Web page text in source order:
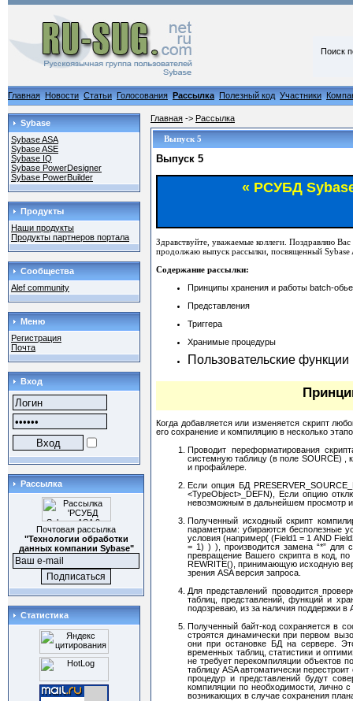
Поиск
Главная Новости Статьи Голосования Рассылка Полезный код Участники
Sybase
Sybase ASA
Sybase ASE
Sybase IQ
Sybase PowerDesigner
Sybase PowerBuilder
Продукты
Наши продукты
Продукты партнеров портала
Сообщества
Alef community
Меню
Регистрация
Почта
Вход
Рассылка
Почтовая рассылка
"Технологии обработки
данных компании Sybase"
Статистика
Главная -> Рассылка
Выпуск 5
Выпуск 5
« РСУБД
Здравствуйте, уважаемые коллеги. Поздравляю
продолжаю выпуск рассылки, посвященный Sybase
Содержание рассылки:
Принципы хранения и работы batch-
Представления
Триггера
Хранимые процедуры
Пользовательские функции
Когда добавляется или изменяется скрипт
его сохранение и компиляцию в несколько
Проводит переформатирования
системную таблицу (в поле SOURCE) ,
и профайлере.
Если опция БД
<TypeObject>_DEFN), Если опцию
невозможным в дальнейшем просмотр и
Полученный исходный скрипт
параметрам: убираются бесполезные
условия (например( (Field1 = 1 AND
= 1) ) ), производится замена “*” для
превращение Вашего скрипта в код,
REWRITE(), принимающую исходную
зрения ASA версия запроса.
Для представлений проводится
таблиц, представлений, функций и
подозреваю, из за наличия поддержки
Полученный байт-код сохраняется в
строятся динамически при первом
они при остановке БД на сервере.
временных таблиц, статистики и
не требует перекомпиляции объектов
таблицу ASA автоматически
процедур и представлений будут
компиляции по необходимости, лично
возникающих в случае сохранения